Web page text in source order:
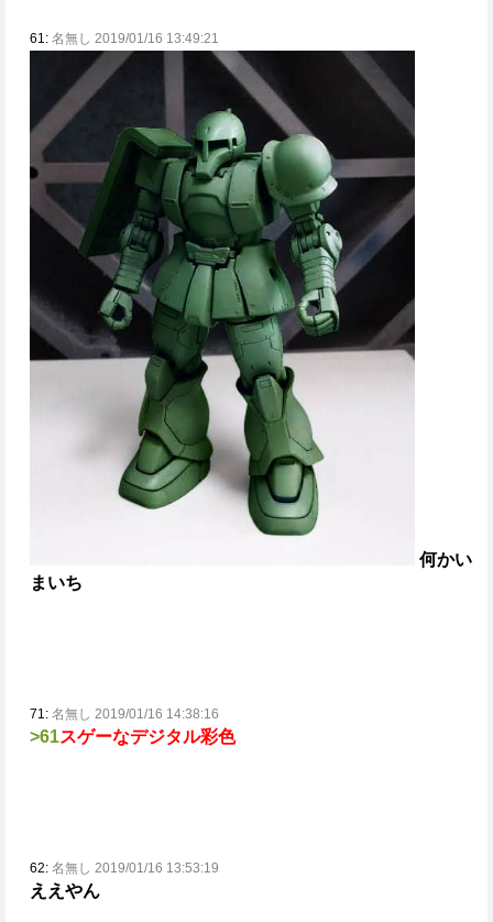
61: 名無し 2019/01/16 13:49:21
何かい
まいち
71: 名無し 2019/01/16 14:38:16
>61スゲーなデジタル彩色
62: 名無し 2019/01/16 13:53:19
ええやん